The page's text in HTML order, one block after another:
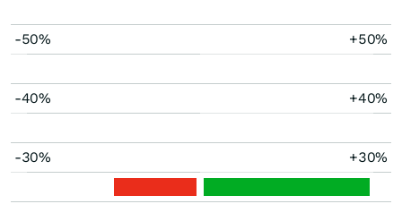
-50% +50%
-40% +40%
-30% +30%